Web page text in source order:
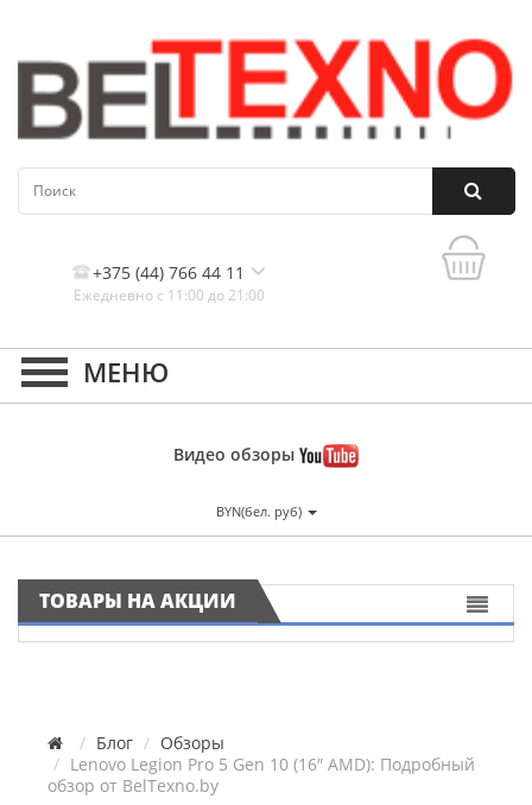
+375 (44) 766 44 11
Ежедневно с 11:00 до 21:00
Контакты, и схема проезда
Видео обзоры
BYN(бел. руб)
ТОВАРЫ НА АКЦИИ
Блог
Обзоры
Lenovo Legion Pro 5 Gen 10 (16″ AMD): Подробный
обзор от BelTexno.by